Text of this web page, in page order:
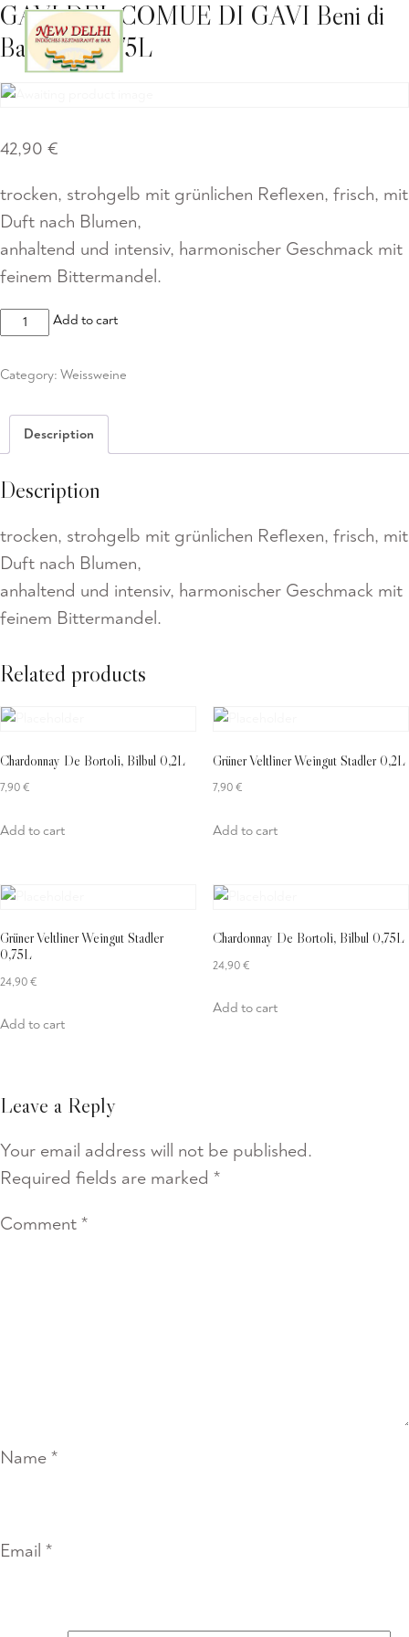
GAVI DEL COMUE DI GAVI Beni di
Batasiolo 0,75L
42,90 €
trocken, strohgelb mit grünlichen Reflexen, frisch, mit
Duft nach Blumen,
anhaltend und intensiv, harmonischer Geschmack mit
feinem Bittermandel.
GAVI
COMUE
GAVI
Beni
Batasiolo
quantity
Add to cart
Category: Weissweine
Description
Description
trocken, strohgelb mit grünlichen Reflexen, frisch, mit
Duft nach Blumen,
anhaltend und intensiv, harmonischer Geschmack mit
feinem Bittermandel.
Related products
Chardonnay De Bortoli, Bilbul 0,2L
7,90€
Add to cart
Grüner Veltliner Weingut Stadler 0,2L
7,90€
Add to cart
Grüner Veltliner Weingut Stadler
0,75L
24,90€
Add to cart
Chardonnay De Bortoli, Bilbul 0,75L
24,90€
Add to cart
Leave a Reply
Your email address will not be published.
Required fields are marked *
Comment *
Name *
Email *